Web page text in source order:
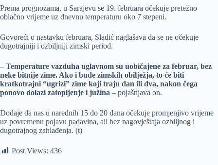
Prema prognozama, u Sarajevu se 19. februara očekuje pretežno
oblačno vrijeme uz dnevnu temperaturu oko 7 stepeni.
Govoreći o nastavku februara, Sladić naglašava da se ne očekuje
dugotrajniji i ozbiljniji zimski period.
– Temperature vazduha uglavnom su uobičajene za februar, bez
neke bitnije zime. Ako i bude zimskih obilježja, to će biti
kratkotrajni “ugrizi” zime koji traju dan ili dva, nakon čega
ponovo dolazi zatopljenje i južina – pojašnjava on.
Dodaje da nas u narednih 15 do 20 dana očekuje promjenjivo vrijeme
uz povremenu pojavu padavina, ali bez nagovještaja ozbiljnog i
dugotrajnog zahlađenja. (t)
Post Views: 436